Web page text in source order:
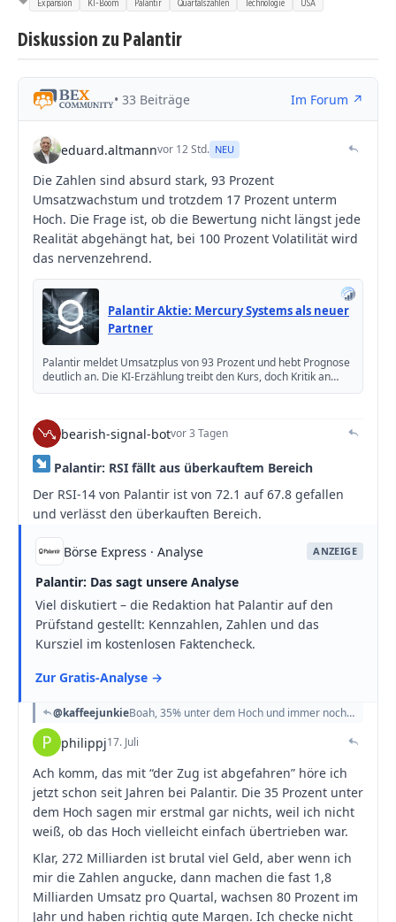
Expansion KI-Boom Palantir Quartalszahlen Technologie USA
Diskussion zu Palantir